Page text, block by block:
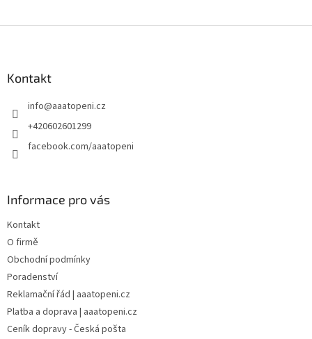
Kontakt
info@aaatopeni.cz
+420602601299
facebook.com/aaatopeni
Informace pro vás
Kontakt
O firmě
Obchodní podmínky
Poradenství
Reklamační řád | aaatopeni.cz
Platba a doprava | aaatopeni.cz
Ceník dopravy - Česká pošta